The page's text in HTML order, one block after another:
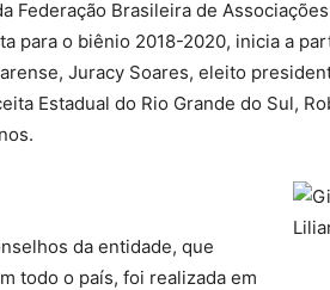
Federação Brasileira de
para o biênio 2018-2020, inicia a
Juracy Soares, eleito
Estadual do Rio Grande do Sul,
da entidade, que
todo o país, foi realizada em